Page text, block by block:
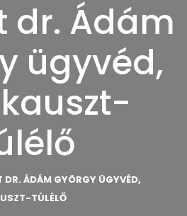
dr. Ádám
ügyvéd,
DR. ÁDÁM GYÖRGY ÜGYVÉD,
TÚLÉLŐ